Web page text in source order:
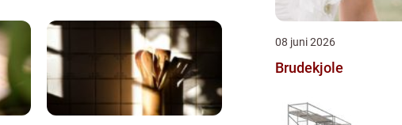
08 juni 2026
Brudekjole